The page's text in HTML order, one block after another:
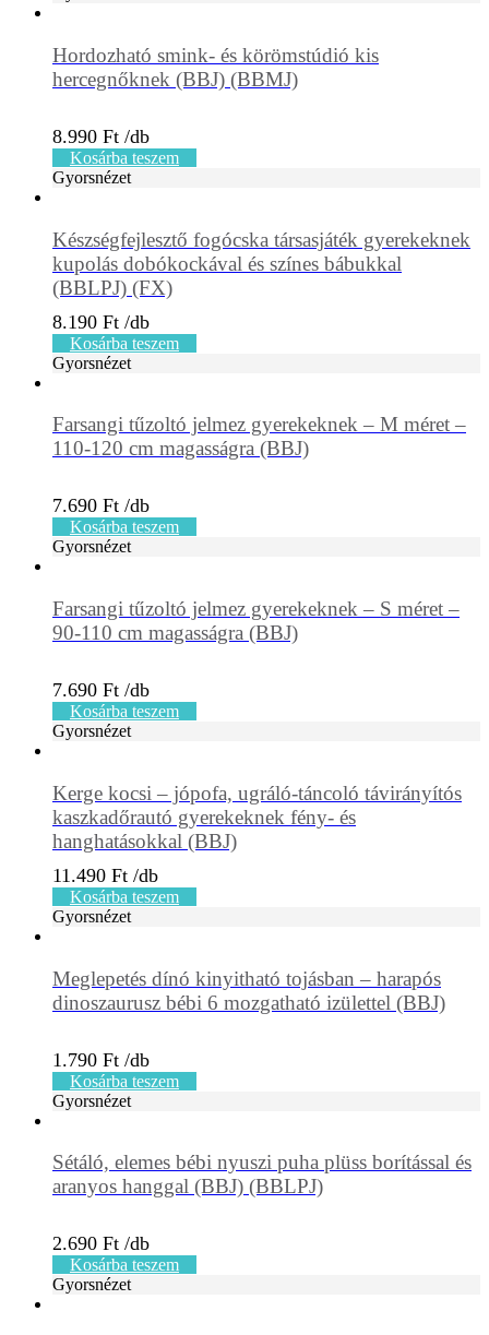
Hordozható smink- és körömstúdió kis
hercegnőknek (BBJ) (BBMJ)
8.990 Ft
Kosárba teszem
Gyorsnézet
Készségfejlesztő fogócska társasjáték gyerekeknek
kupolás dobókockával és színes bábukkal
(BBLPJ) (FX)
8.190 Ft
Kosárba teszem
Gyorsnézet
Farsangi tűzoltó jelmez gyerekeknek – M méret –
110-120 cm magasságra (BBJ)
7.690 Ft
Kosárba teszem
Gyorsnézet
Farsangi tűzoltó jelmez gyerekeknek – S méret –
90-110 cm magasságra (BBJ)
7.690 Ft
Kosárba teszem
Gyorsnézet
Kerge kocsi – jópofa, ugráló-táncoló távirányítós
kaszkadőrautó gyerekeknek fény- és
hanghatásokkal (BBJ)
11.490 Ft
Kosárba teszem
Gyorsnézet
Meglepetés dínó kinyitható tojásban – harapós
dinoszaurusz bébi 6 mozgatható izülettel (BBJ)
1.790 Ft
Kosárba teszem
Gyorsnézet
Sétáló, elemes bébi nyuszi puha plüss borítással és
aranyos hanggal (BBJ) (BBLPJ)
2.690 Ft
Kosárba teszem
Gyorsnézet